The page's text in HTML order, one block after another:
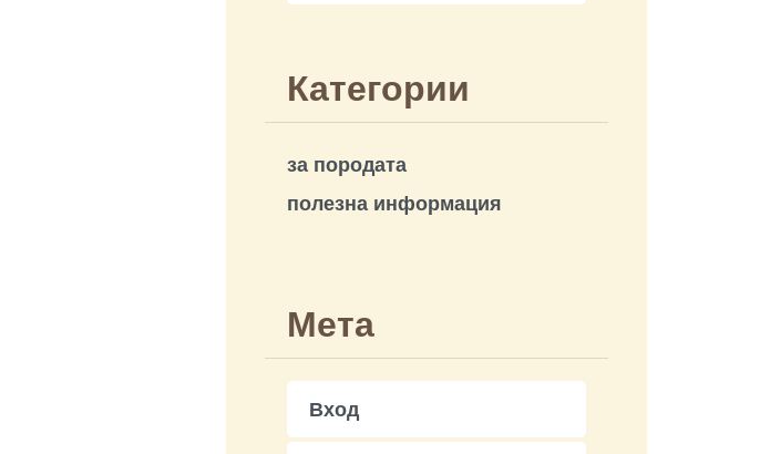
Категории
за породата
полезна информация
Мета
Вход